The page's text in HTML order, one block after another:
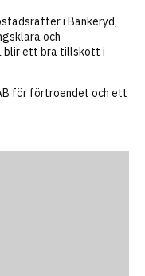
i Bankeryd,
och
blir ett bra tillskott i
för förtroendet och ett